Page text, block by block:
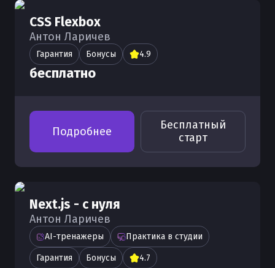
CSS Flexbox
Антон Ларичев
Гарантия Бонусы 4.9
бесплатно
Подробнее
Бесплатный
старт
Next.js - с нуля
Антон Ларичев
AI-тренажеры Практика в студии
Гарантия Бонусы 4.7